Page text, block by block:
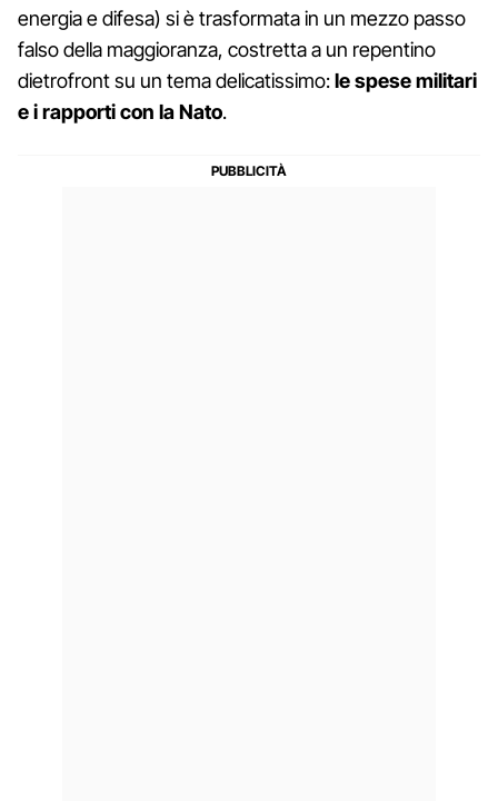
energia e difesa) si è trasformata in un mezzo passo
falso della maggioranza, costretta a un repentino
dietrofront su un tema delicatissimo:le spese militari
e i rapporti con la Nato.